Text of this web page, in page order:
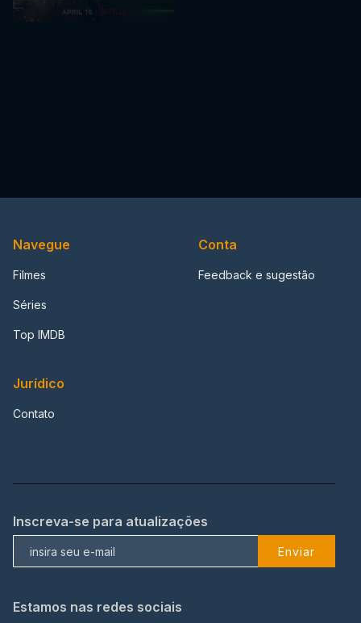
Navegue
Filmes
Séries
Top IMDB
Conta
Feedback e sugestão
Jurídico
Contato
Inscreva-se para atualizações
Enviar
Estamos nas redes sociais